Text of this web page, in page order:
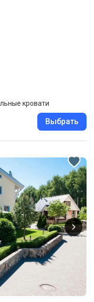
кровати
Выбрать